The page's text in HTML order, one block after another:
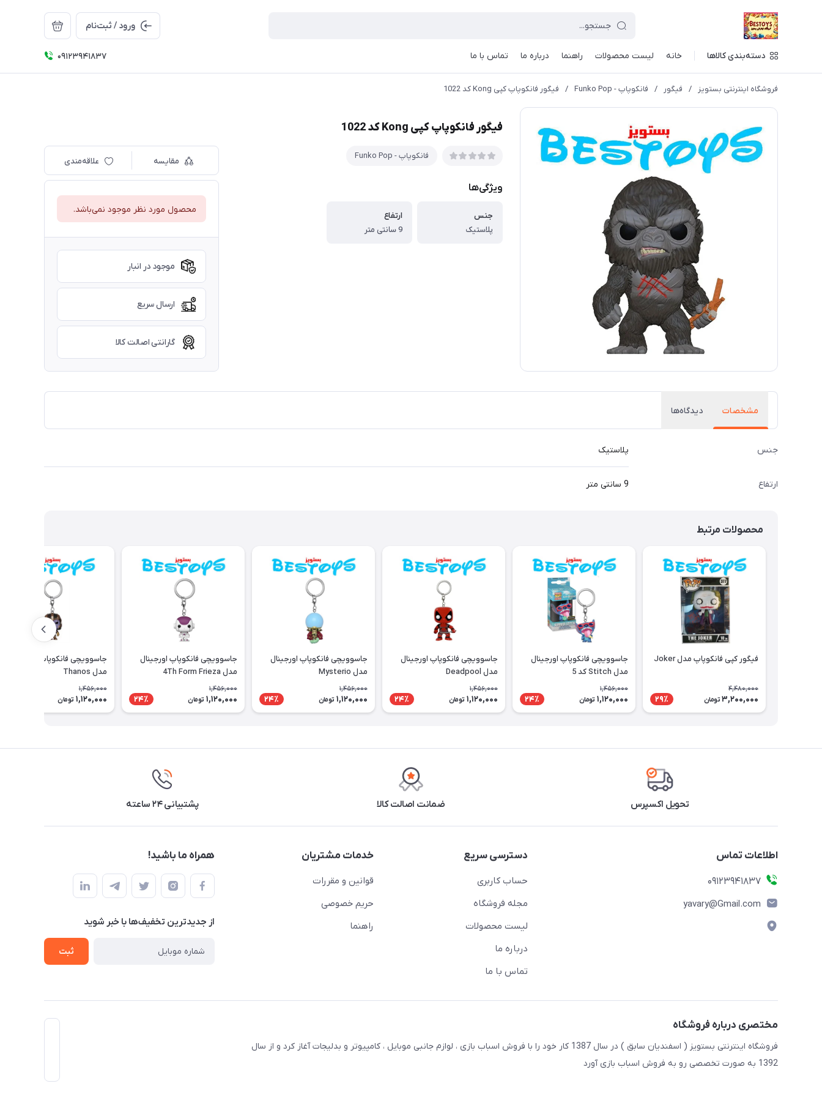
ورود / ثبت‌نام
دسته‌بندی کالاها خانه لیست محصولات راهنما درباره ما تماس با ما 09123941837
فروشگاه اینترنتی بستویز / فیگور / فانکوپاپ - Funko Pop / فیگور فانکوپاپ کپی Kong کد 1022
فیگور فانکوپاپ کپی Kong کد 1022
فانکوپاپ - Funko Pop
ویژگی‌ها
جنس
پلاستیک
ارتفاع
9 سانتی متر
مقایسه علاقه‌مندی
محصول مورد نظر موجود نمی‌باشد.
موجود در انبار
ارسال سریع
گارانتی اصالت کالا
مشخصات دیدگاه‌ها
جنس پلاستیک
ارتفاع 9 سانتی متر
محصولات مرتبط
فیگور کپی فانکوپاپ مدل Joker
4,480,000
3,200,000 تومان 29٪
جاسوویچی فانکوپاپ اورجینال
مدل Stitch کد 5
1,456,000
1,120,000 تومان 24٪
جاسوویچی فانکوپاپ اورجینال
مدل Deadpool
1,456,000
1,120,000 تومان 24٪
جاسوویچی فانکوپاپ اورجینال
مدل Mysterio
1,456,000
1,120,000 تومان 24٪
جاسوویچی فانکوپاپ اورجینال
مدل 4Th Form Frieza
1,456,000
1,120,000 تومان 24٪
جاسوویچی فانکوپاپ اورجینال
مدل Thanos
1,456,000
1,120,000 تومان
تحویل اکسپرس ضمانت اصالت کالا پشتیبانی ۲۴ ساعته
اطلاعات تماس
09123941837
yavary@Gmail.com
دسترسی سریع
حساب کاربری
مجله فروشگاه
لیست محصولات
درباره ما
تماس با ما
خدمات مشتریان
قوانین و مقررات
حریم خصوصی
راهنما
همراه ما باشید!
از جدید‌ترین تخفیف‌ها با‌ خبر شوید
ثبت
مختصری درباره فروشگاه
فروشگاه اینترنتی بستویز ( اسفندیان سابق ) در سال 1387 کار خود را با فروش اسباب بازی ، لوازم جانبی موبایل ، کامپیوتر و بدلیجات آغاز کرد و از سال
1392 به صورت تخصصی رو به فروش اسباب بازی آورد